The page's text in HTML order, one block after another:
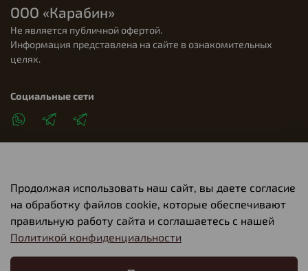
Клиентам
О компании
ООО «Карабин»
Не является публичной офертой.
Информация представлена на сайте в ознакомительных
целях.
Социальные сети
Продолжая использовать наш сайт, вы даете согласие
на обработку файлов cookie, которые обеспечивают
правильную работу сайта и соглашаетесь с нашей
Политикой конфиденциальности